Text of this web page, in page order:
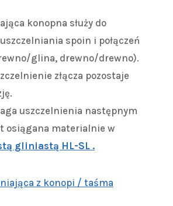
konopna służy do
spoin i połączeń
glina, drewno/drewno).
złącza pozostaje
uszczelnienia następnym
osiągana materialnie w
gliniastą HL-SL .
a decentralized platform for